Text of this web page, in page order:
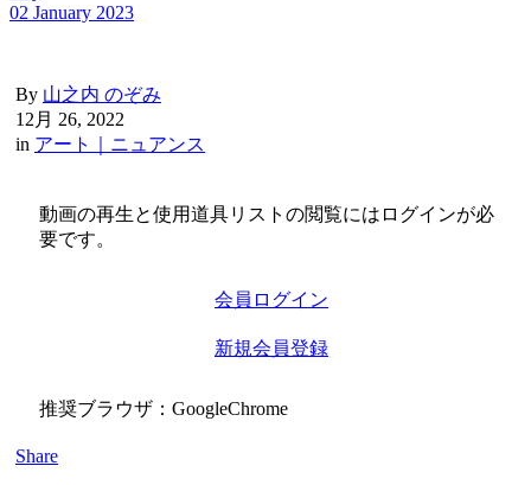
02 January 2023
By 山之内 のぞみ
12月 26, 2022
in アート｜ニュアンス
動画の再生と使用道具リストの閲覧にはログインが必
要です。
会員ログイン
新規会員登録
推奨ブラウザ：GoogleChrome
Share